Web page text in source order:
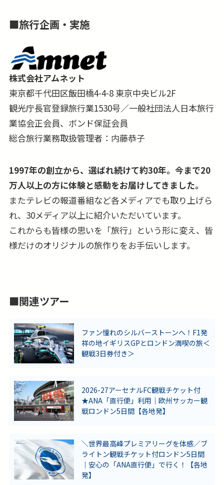
■旅行企画・実施
株式会社アムネット
東京都千代田区飯田橋4-4-8 東京中央ビル2F
観光庁長官登録旅行業1530号／一般社団法人日本旅行
業協会正会員、ボンド保証会員
総合旅行業務取扱管理者：内藤恭子
1997年の創立から、選ばれ続けて約30年。今まで20
万人以上の方に体験と感動をお届けしてきました。
またテレビの報道番組など各メディアでも取り上げら
れ、30メディア以上に紹介いただいています。
これからも皆様の思いを「旅行」という形に変え、皆
様だけのオリジナルの旅作りをお手伝いします。
■関連ツアー
ファン憧れのシルバーストーンへ！F1発
祥の地イギリスGPとロンドン満喫の旅＜
観戦3日券付き＞
2026-27アーセナルFC観戦チケット付
★ANA「直行便」利用｜欧州サッカー観
戦ロンドン5日間【各地発】
＼世界最高峰プレミアリーグを体感／ブ
ライトン観戦チケット付ロンドン5日間
｜安心の「ANA直行便」で行く！【各地
発】